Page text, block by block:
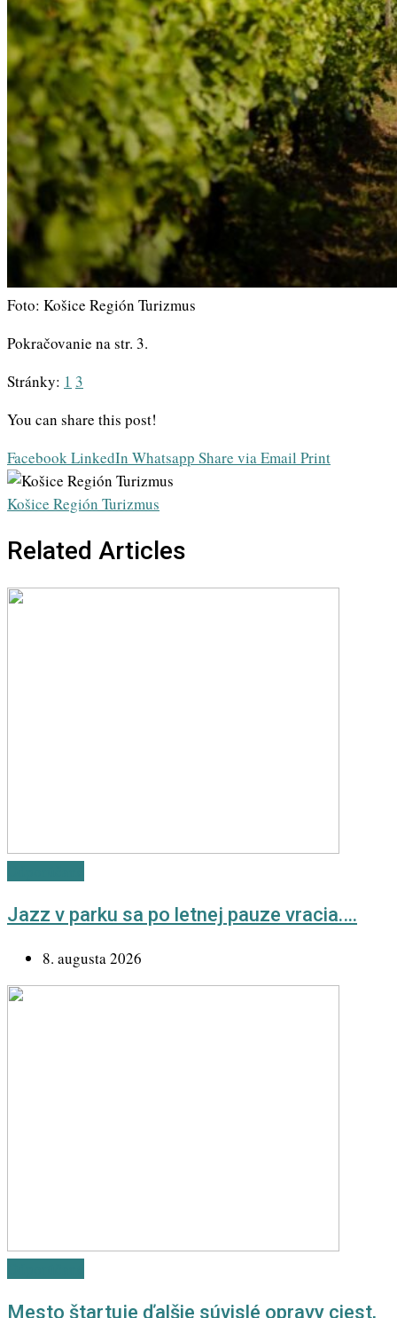
Foto: Košice Región Turizmus
Pokračovanie na str. 3.
Stránky: 1 3
You can share this post!
FacebookLinkedIn Whatsapp Share via Email Print
Košice Región Turizmus
Related Articles
Jazz v parku sa po letnej pauze vracia.…
8. augusta 2026
Mesto štartuje ďalšie súvislé opravy ciest,